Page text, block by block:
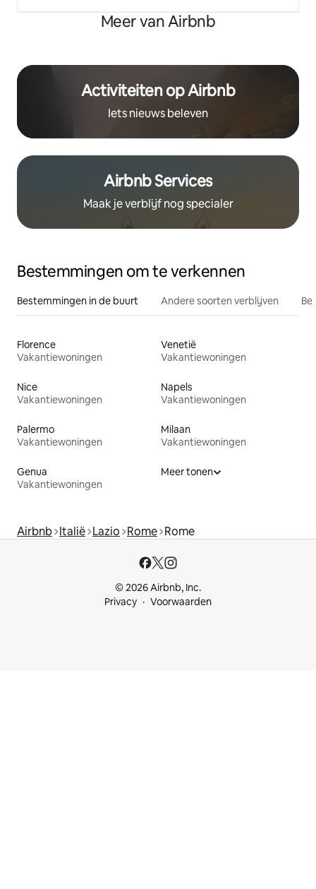
Meer van Airbnb
Activiteiten op Airbnb
Iets nieuws beleven
Airbnb Services
Maak je verblijf nog specialer
Bestemmingen om te verkennen
Bestemmingen in de buurt Andere soorten verblijven
Florence
Vakantiewoningen
Venetië
Vakantiewoningen
Nice
Vakantiewoningen
Napels
Vakantiewoningen
Palermo
Vakantiewoningen
Milaan
Vakantiewoningen
Genua
Vakantiewoningen
Meer tonen
Airbnb Italië Lazio Rome Rome
© 2026 Airbnb, Inc.
Privacy
Voorwaarden